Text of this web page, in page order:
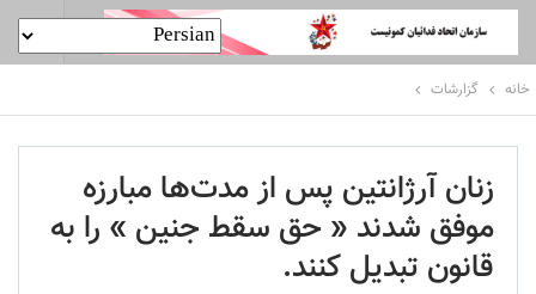
خانه گزارشات
زنان آرژانتین پس از مدت‌ها مبارزه
موفق شدند « حق سقط جنین » را به
قانون تبدیل کنند.